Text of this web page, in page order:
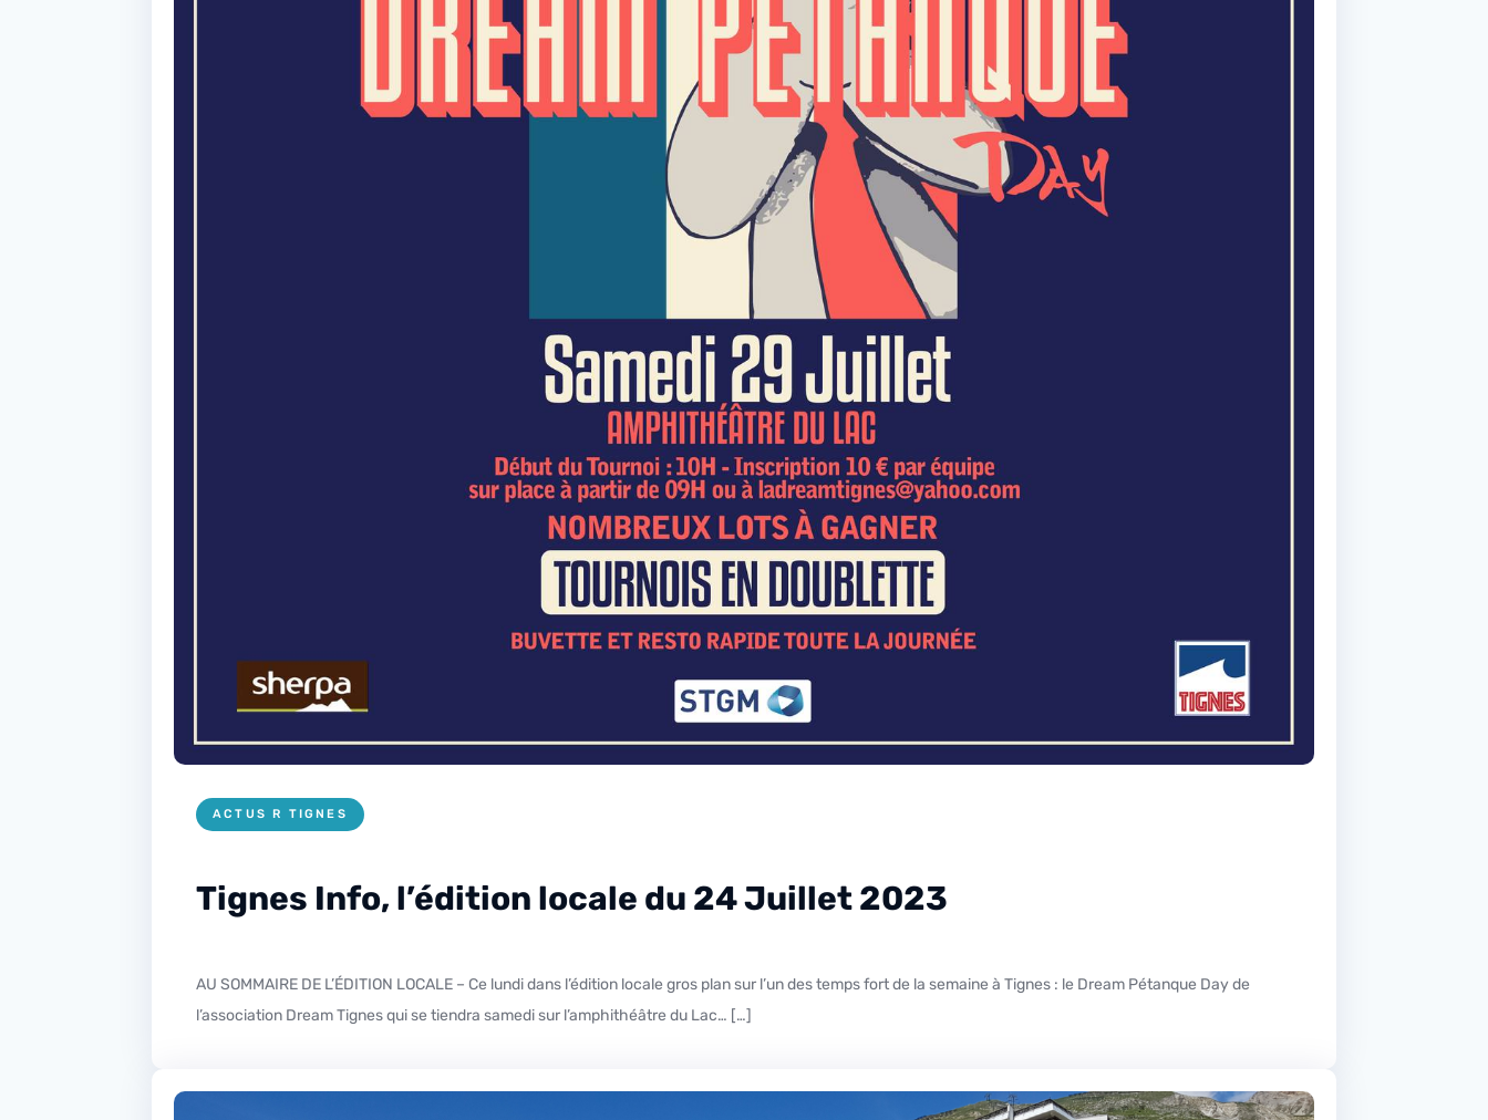
ACTUS R TIGNES
Tignes Info, l’édition locale du 24 Juillet 2023
AU SOMMAIRE DE L’ÉDITION LOCALE – Ce lundi dans l’édition locale gros plan sur l’un des temps fort de la semaine à Tignes : le Dream Pétanque Day de
l’association Dream Tignes qui se tiendra samedi sur l’amphithéâtre du Lac… […]